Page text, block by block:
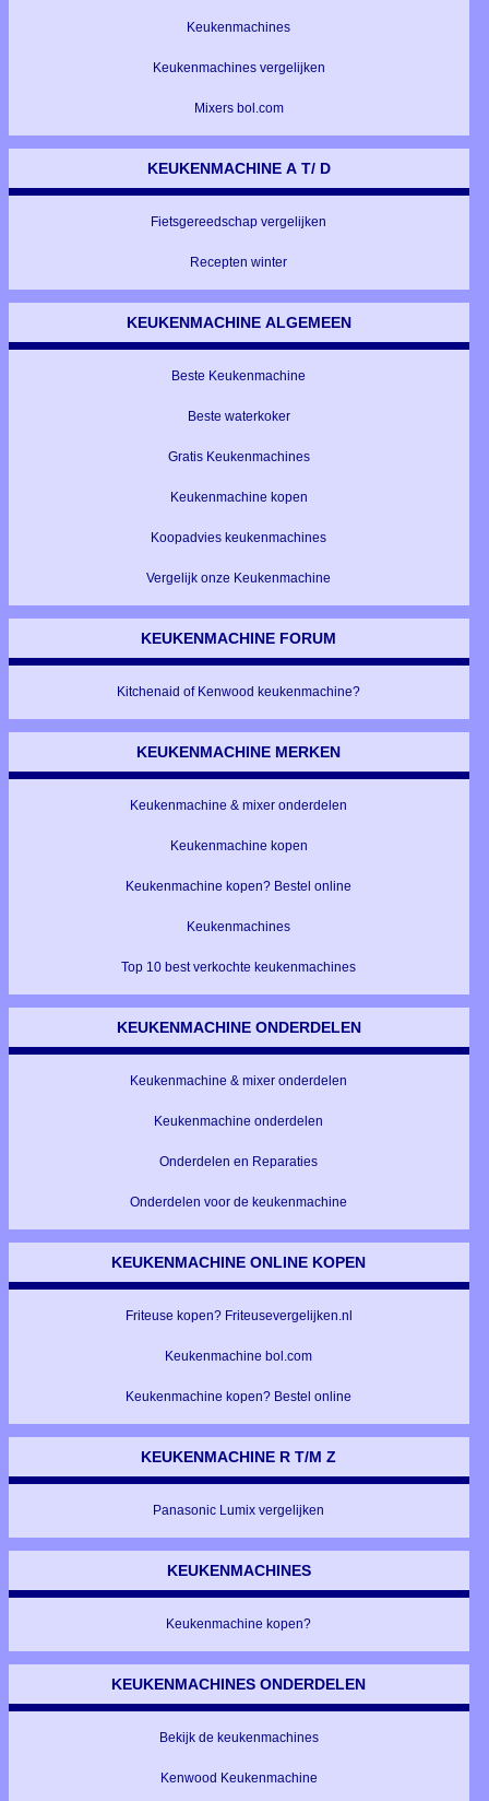
Keukenmachines
Keukenmachines vergelijken
Mixers bol.com
KEUKENMACHINE A T/ D
Fietsgereedschap vergelijken
Recepten winter
KEUKENMACHINE ALGEMEEN
Beste Keukenmachine
Beste waterkoker
Gratis Keukenmachines
Keukenmachine kopen
Koopadvies keukenmachines
Vergelijk onze Keukenmachine
KEUKENMACHINE FORUM
Kitchenaid of Kenwood keukenmachine?
KEUKENMACHINE MERKEN
Keukenmachine & mixer onderdelen
Keukenmachine kopen
Keukenmachine kopen? Bestel online
Keukenmachines
Top 10 best verkochte keukenmachines
KEUKENMACHINE ONDERDELEN
Keukenmachine & mixer onderdelen
Keukenmachine onderdelen
Onderdelen en Reparaties
Onderdelen voor de keukenmachine
KEUKENMACHINE ONLINE KOPEN
Friteuse kopen? Friteusevergelijken.nl
Keukenmachine bol.com
Keukenmachine kopen? Bestel online
KEUKENMACHINE R T/M Z
Panasonic Lumix vergelijken
KEUKENMACHINES
Keukenmachine kopen?
KEUKENMACHINES ONDERDELEN
Bekijk de keukenmachines
Kenwood Keukenmachine